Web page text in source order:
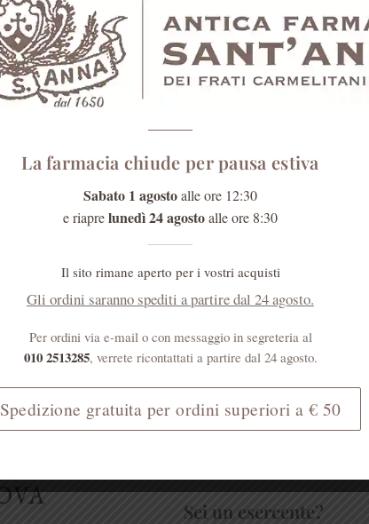
I prodotti erboristici
[...]
Sei un esercente?
La farmacia chiude per pausa estiva
Sabato 1 agostoalle ore 12:30
e riaprelunedì 24 agostoalle ore 8:30
Il sito rimane aperto per i vostri acquisti
Gli ordini saranno spediti a partire dal 24 agosto.
Per ordini via e-mail o con messaggio in segreteria al
010 2513285, verrete ricontattati a partire dal 24 agosto.
Spedizione gratuita per ordini superiori a € 50